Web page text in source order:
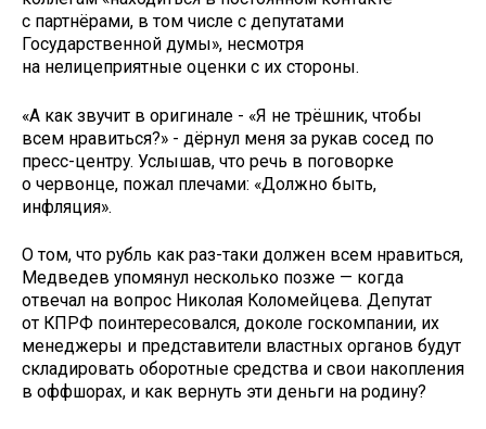
с партнёрами, в том числе с депутатами
Государственной думы», несмотря
на нелицеприятные оценки с их стороны.
«А как звучит в оригинале - «Я не трёшник, чтобы
всем нравиться?» - дёрнул меня за рукав сосед по
пресс-центру. Услышав, что речь в поговорке
о червонце, пожал плечами: «Должно быть,
инфляция».
О том, что рубль как раз-таки должен всем нравиться,
Медведев упомянул несколько позже — когда
отвечал на вопрос Николая Коломейцева. Депутат
от КПРФ поинтересовался, доколе госкомпании, их
менеджеры и представители властных органов будут
складировать оборотные средства и свои накопления
в оффшорах, и как вернуть эти деньги на родину?